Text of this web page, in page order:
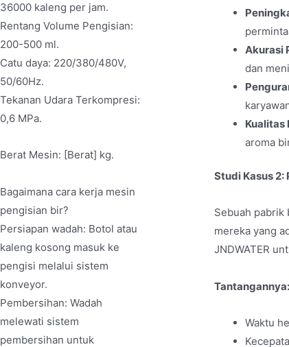
36000 kaleng per jam.
Rentang Volume Pengisian:
200-500 ml.
Catu daya: 220/380/480V,
50/60Hz.
Tekanan Udara Terkompresi:
0,6 MPa.
Berat Mesin: [Berat] kg.
Bagaimana cara kerja mesin
pengisian bir?
Persiapan wadah: Botol atau
kaleng kosong masuk ke
pengisi melalui sistem
konveyor.
Pembersihan: Wadah
melewati sistem
pembersihan untuk
Akurasi
dan
Kualitas
aroma
Studi Kasus 2:
Sebuah pabrik
mereka yang
JNDWATER
Tantangannya:
Waktu